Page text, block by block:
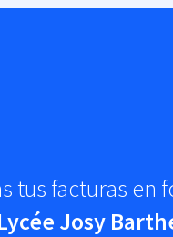
tus facturas en
Josy